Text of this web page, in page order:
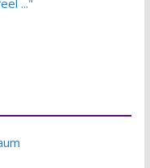
..."